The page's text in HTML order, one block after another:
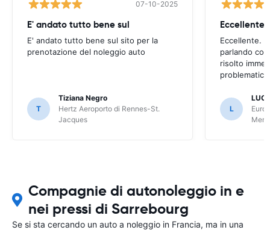
07-10-2025
E' andato tutto bene sul
E' andato tutto bene sul sito per la
prenotazione del noleggio auto
T
Tiziana Negro
Hertz Aeroporto di Rennes-St.
Jacques
Eccellente.
parlando
risolto
L
Compagnie di autonoleggio in e
nei pressi di Sarrebourg
Se si sta cercando un auto a noleggio in Francia, ma in una